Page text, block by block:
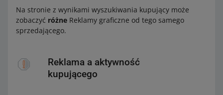
Na stronie z wynikami wyszukiwania kupujący może
zobaczyć różne Reklamy graficzne od tego samego
sprzedającego.
Reklama a aktywność
kupującego